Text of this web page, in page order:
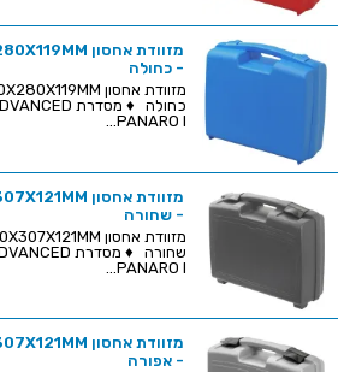
- כחולה
PANARO I...
- שחורה
PANARO I...
- אפורה